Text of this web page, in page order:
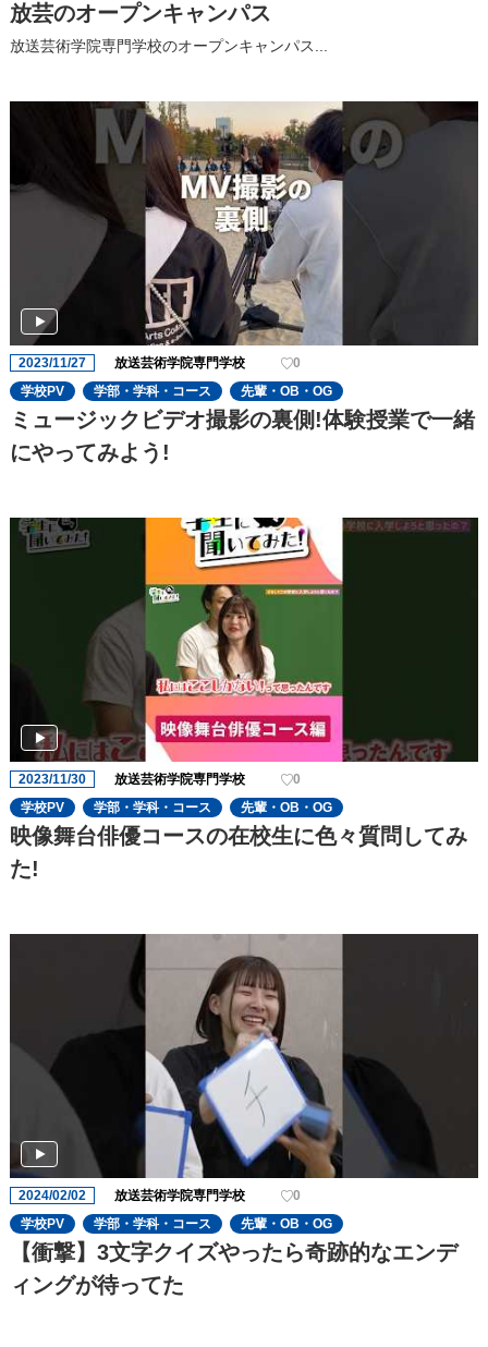
放芸のオープンキャンパス
放送芸術学院専門学校のオープンキャンパス...
2023/11/27 放送芸術学院専門学校
0
学校PV
学部・学科・コース 先輩・OB・OG
ミュージックビデオ撮影の裏側!体験授業で一緒
にやってみよう!
2023/11/30 放送芸術学院専門学校
0
学校PV
学部・学科・コース 先輩・OB・OG
映像舞台俳優コースの在校生に色々質問してみ
た!
2024/02/02 放送芸術学院専門学校
0
学校PV
学部・学科・コース 先輩・OB・OG
【衝撃】3文字クイズやったら奇跡的なエンデ
ィングが待ってた